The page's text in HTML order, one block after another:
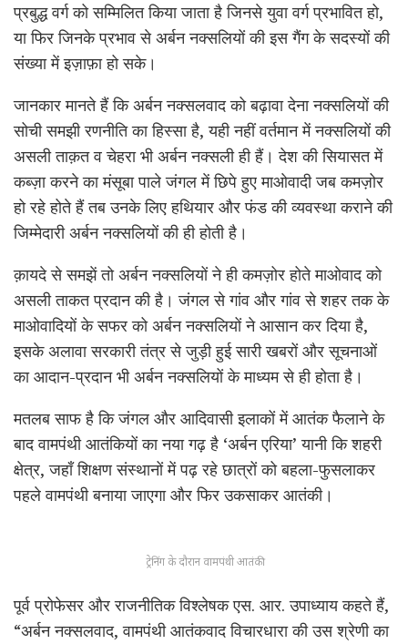
प्रबुद्ध वर्ग को सम्मिलित किया जाता है जिनसे युवा वर्ग प्रभावित हो,
या फिर जिनके प्रभाव से अर्बन नक्सलियों की इस गैंग के सदस्यों की
संख्या में इज़ाफ़ा हो सके।
जानकार मानते हैं कि अर्बन नक्सलवाद को बढ़ावा देना नक्सलियों की
सोची समझी रणनीति का हिस्सा है, यही नहीं वर्तमान में नक्सलियों की
असली ताक़त व चेहरा भी अर्बन नक्सली ही हैं। देश की सियासत में
कब्ज़ा करने का मंसूबा पाले जंगल में छिपे हुए माओवादी जब कमज़ोर
हो रहे होते हैं तब उनके लिए हथियार और फंड की व्यवस्था कराने की
जिम्मेदारी अर्बन नक्सलियों की ही होती है।
क़ायदे से समझें तो अर्बन नक्सलियों ने ही कमज़ोर होते माओवाद को
असली ताकत प्रदान की है। जंगल से गांव और गांव से शहर तक के
माओवादियों के सफर को अर्बन नक्सलियों ने आसान कर दिया है,
इसके अलावा सरकारी तंत्र से जुड़ी हुई सारी खबरों और सूचनाओं
का आदान-प्रदान भी अर्बन नक्सलियों के माध्यम से ही होता है।
मतलब साफ है कि जंगल और आदिवासी इलाकों में आतंक फैलाने के
बाद वामपंथी आतंकियों का नया गढ़ है ‘अर्बन एरिया’ यानी कि शहरी
क्षेत्र, जहाँ शिक्षण संस्थानों में पढ़ रहे छात्रों को बहला-फुसलाकर
पहले वामपंथी बनाया जाएगा और फिर उकसाकर आतंकी।
ट्रेनिंग के दौरान वामपंथी आतंकी
पूर्व प्रोफेसर और राजनीतिक विश्लेषक एस. आर. उपाध्याय कहते हैं,
“अर्बन नक्सलवाद, वामपंथी आतंकवाद विचारधारा की उस श्रेणी का